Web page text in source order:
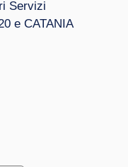
Servizi
e CATANIA